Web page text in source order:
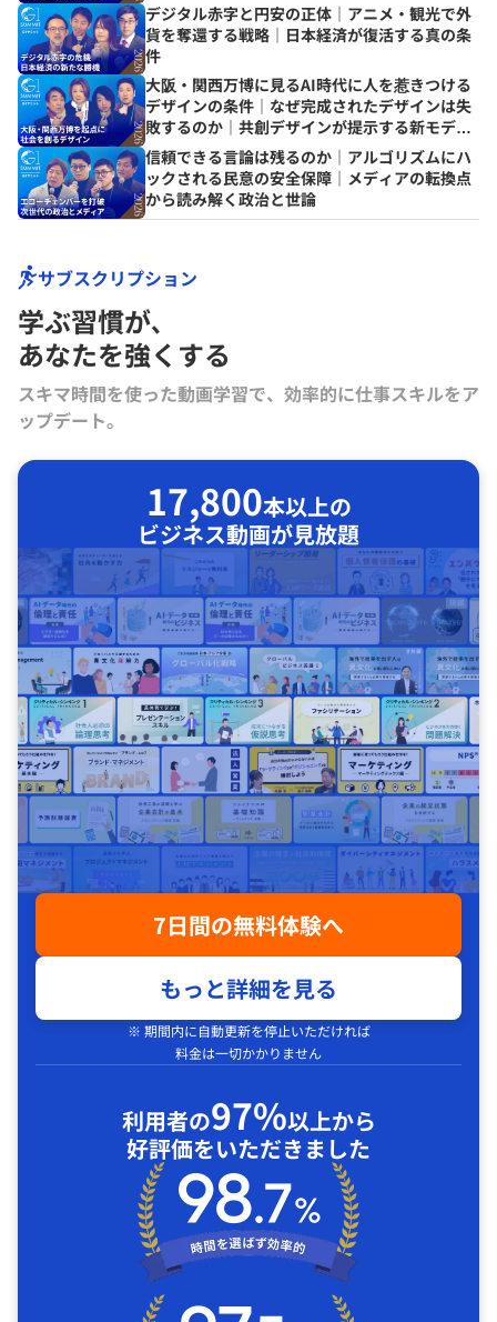
デジタル赤字と円安の正体｜アニメ・観光で外
貨を奪還する戦略｜日本経済が復活する真の条
件
大阪・関西万博に見るAI時代に人を惹きつける
デザインの条件｜なぜ完成されたデザインは失
敗するのか｜共創デザインが提示する新モデル
とは
信頼できる言論は残るのか｜アルゴリズムにハ
ックされる民意の安全保障｜メディアの転換点
から読み解く政治と世論
サブスクリプション
学ぶ習慣が､
あなたを強くする
スキマ時間を使った動画学習で、効率的に仕事スキルをア
ップデート。
17,800本以上の
ビジネス動画が見放題
7日間の無料体験へ
もっと詳細を見る
※ 期間内に自動更新を停止いただければ
料金は一切かかりません
利用者の97%以上から
好評価をいただきました